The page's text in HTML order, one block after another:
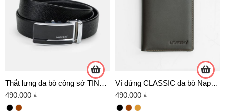
Thắt lưng da bò công sở TINO 04 – D04 TRẮNG
490.000 ₫
Ví đứng CLASSIC da bò Nappa cao cấp
490.000 ₫